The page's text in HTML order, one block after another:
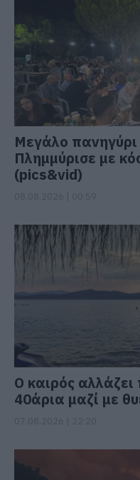
Μεγάλο
Πλημμύρισε με
(pics&vid)
Ο καιρός
40άρια μαζί με